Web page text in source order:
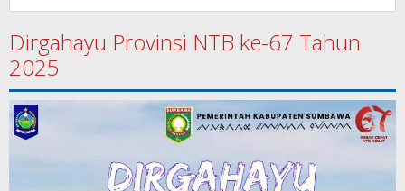
Dirgahayu Provinsi NTB ke-67 Tahun
2025